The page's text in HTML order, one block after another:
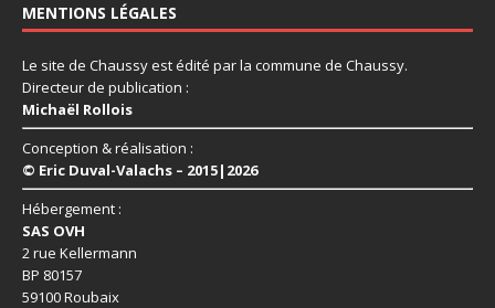
MENTIONS LÉGALES
Le site de Chaussy est édité par la commune de Chaussy.
Directeur de publication :
Michaël Rollois
Conception & réalisation :
© Eric Duval-Valachs – 2015|2026
Hébergement :
SAS OVH
2 rue Kellermann
BP 80157
59100 Roubaix